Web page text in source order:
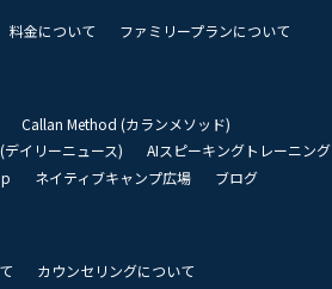
料金について
ファミリープランについて
Callan Method (カランメソッド)
イリーニュース)
AIスピーキングトレーニング
ネイティブキャンプ広場
ブログ
カウンセリングについて